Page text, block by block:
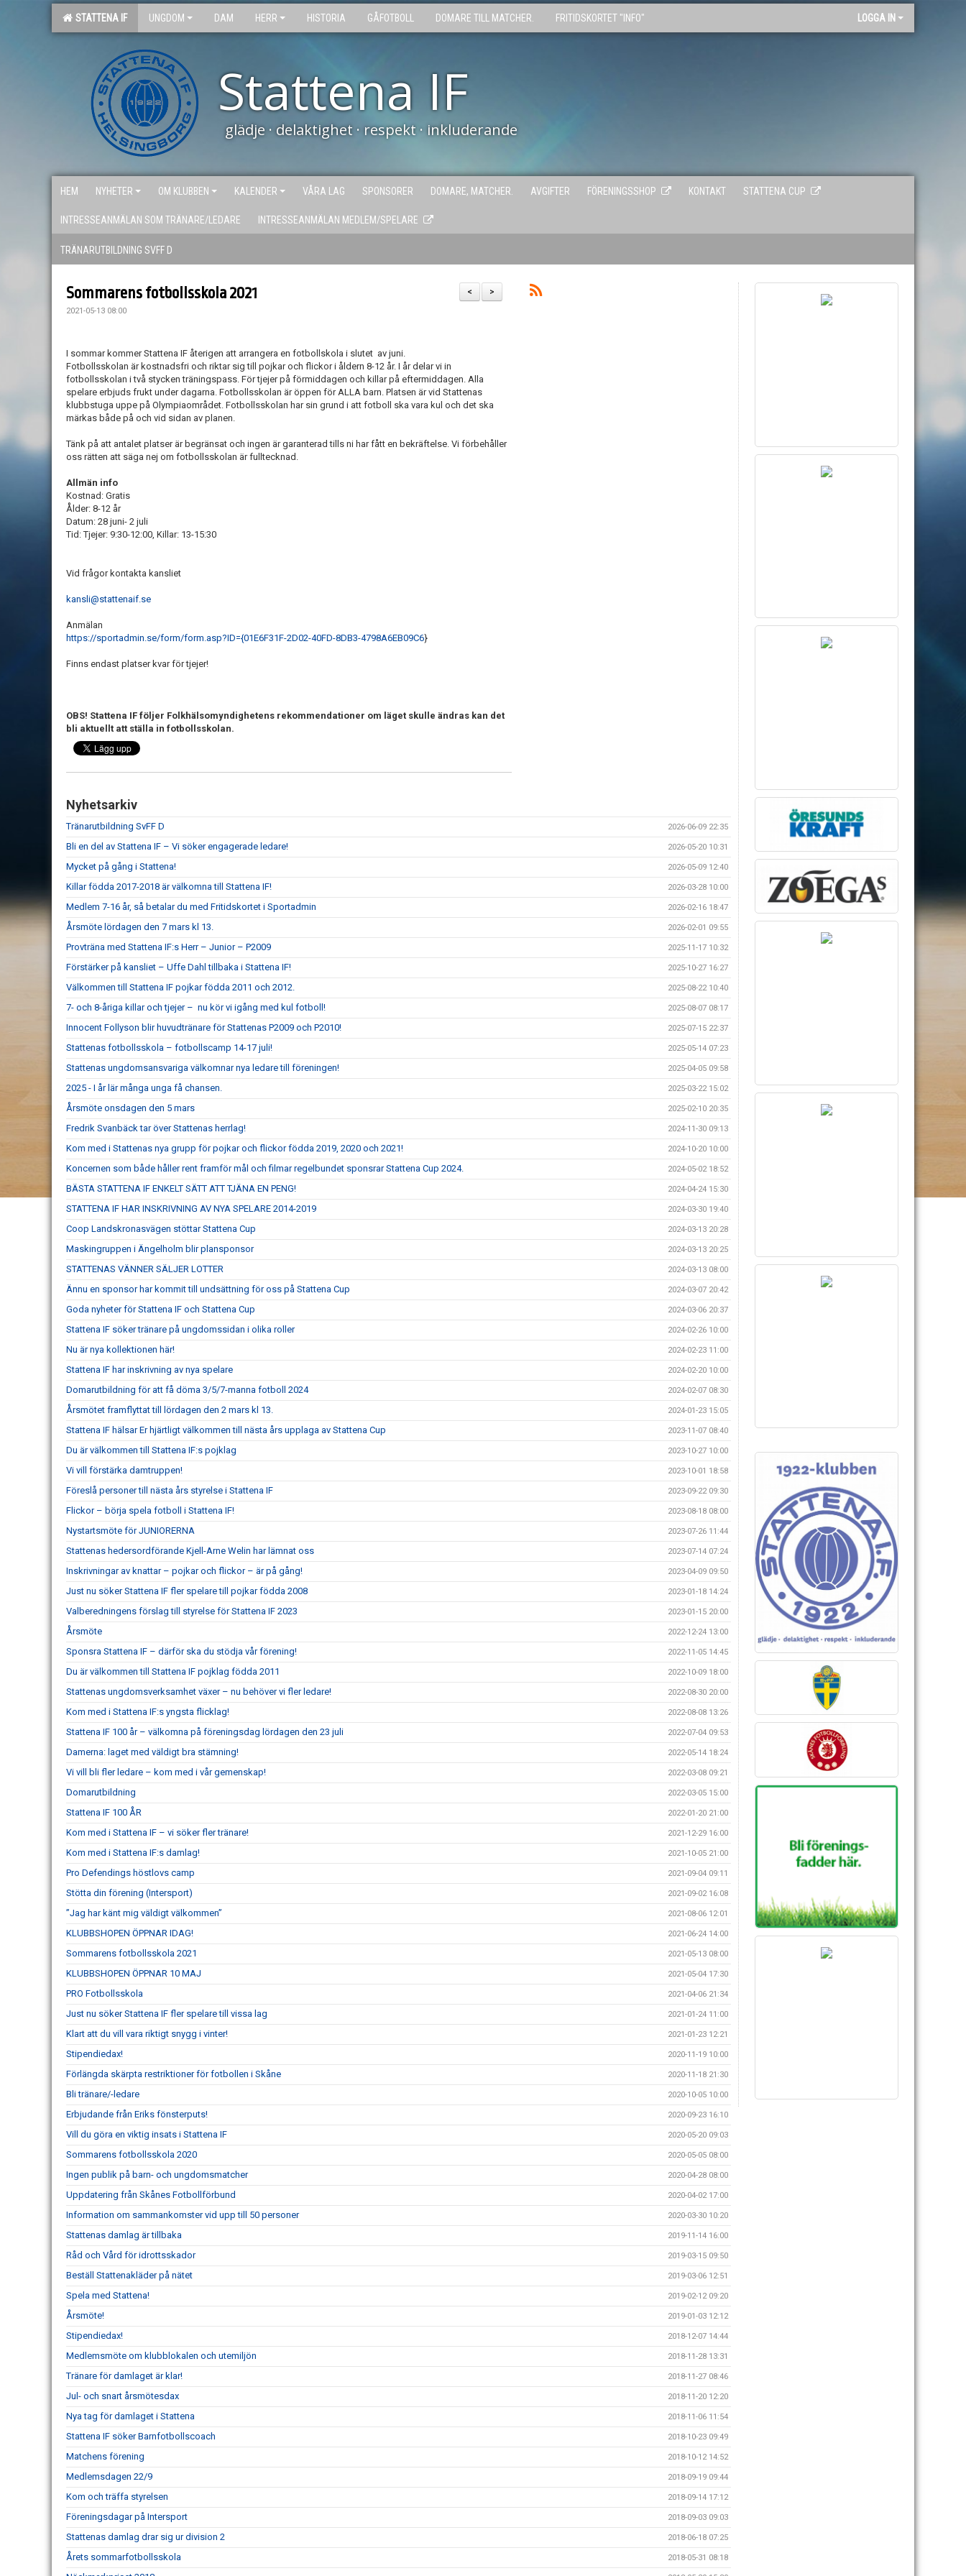
STATTENA IF UNGDOM DAM HERR HISTORIA GÅFOTBOLL DOMARE TILL MATCHER. FRITIDSKORTET "INFO" LOGGA IN
Stattena IF
glädje · delaktighet · respekt · inkluderande
HEM NYHETER OM KLUBBEN KALENDER VÅRA LAG SPONSORER DOMARE, MATCHER. AVGIFTER FÖRENINGSSHOP KONTAKT STATTENA CUP
INTRESSEANMÄLAN SOM TRÄNARE/LEDARE INTRESSEANMÄLAN MEDLEM/SPELARE
TRÄNARUTBILDNING SVFF D
>
<
Sommarens fotbollsskola 2021
2021-05-13 08:00
I sommar kommer Stattena IF återigen att arrangera en fotbollskola i slutet av juni.
Fotbollsskolan är kostnadsfri och riktar sig till pojkar och flickor i åldern 8-12 år. I år delar vi in
fotbollsskolan i två stycken träningspass. För tjejer på förmiddagen och killar på eftermiddagen. Alla
spelare erbjuds frukt under dagarna. Fotbollsskolan är öppen för ALLA barn. Platsen är vid Stattenas
klubbstuga uppe på Olympiaområdet. Fotbollsskolan har sin grund i att fotboll ska vara kul och det ska
märkas både på och vid sidan av planen.
Tänk på att antalet platser är begränsat och ingen är garanterad tills ni har fått en bekräftelse. Vi förbehåller
oss rätten att säga nej om fotbollsskolan är fulltecknad.
Allmän info
Kostnad: Gratis
Ålder: 8-12 år
Datum: 28 juni- 2 juli
Tid: Tjejer: 9:30-12:00, Killar: 13-15:30
Vid frågor kontakta kansliet
kansli@stattenaif.se
Anmälan
https://sportadmin.se/form/form.asp?ID={01E6F31F-2D02-40FD-8DB3-4798A6EB09C6}
Finns endast platser kvar för tjejer!
OBS! Stattena IF följer Folkhälsomyndighetens rekommendationer om läget skulle ändras kan det
bli aktuellt att ställa in fotbollsskolan.
Nyhetsarkiv
Tränarutbildning SvFF D 2026-06-09 22:35
Bli en del av Stattena IF – Vi söker engagerade ledare! 2026-05-20 10:31
Mycket på gång i Stattena! 2026-05-09 12:40
Killar födda 2017-2018 är välkomna till Stattena IF! 2026-03-28 10:00
Medlem 7-16 år, så betalar du med Fritidskortet i Sportadmin 2026-02-16 18:47
Årsmöte lördagen den 7 mars kl 13. 2026-02-01 09:55
Provträna med Stattena IF:s Herr – Junior – P2009 2025-11-17 10:32
Förstärker på kansliet – Uffe Dahl tillbaka i Stattena IF! 2025-10-27 16:27
Välkommen till Stattena IF pojkar födda 2011 och 2012. 2025-08-22 10:40
7- och 8-åriga killar och tjejer – nu kör vi igång med kul fotboll! 2025-08-07 08:17
Innocent Follyson blir huvudtränare för Stattenas P2009 och P2010! 2025-07-15 22:37
Stattenas fotbollsskola – fotbollscamp 14-17 juli! 2025-05-14 07:23
Stattenas ungdomsansvariga välkomnar nya ledare till föreningen! 2025-04-05 09:58
2025 - I år lär många unga få chansen. 2025-03-22 15:02
Årsmöte onsdagen den 5 mars 2025-02-10 20:35
Fredrik Svanbäck tar över Stattenas herrlag! 2024-11-30 09:13
Kom med i Stattenas nya grupp för pojkar och flickor födda 2019, 2020 och 2021! 2024-10-20 10:00
Koncernen som både håller rent framför mål och filmar regelbundet sponsrar Stattena Cup 2024. 2024-05-02 18:52
BÄSTA STATTENA IF ENKELT SÄTT ATT TJÄNA EN PENG! 2024-04-24 15:30
STATTENA IF HAR INSKRIVNING AV NYA SPELARE 2014-2019 2024-03-30 19:40
Coop Landskronasvägen stöttar Stattena Cup 2024-03-13 20:28
Maskingruppen i Ängelholm blir plansponsor 2024-03-13 20:25
STATTENAS VÄNNER SÄLJER LOTTER 2024-03-13 08:00
Ännu en sponsor har kommit till undsättning för oss på Stattena Cup 2024-03-07 20:42
Goda nyheter för Stattena IF och Stattena Cup 2024-03-06 20:37
Stattena IF söker tränare på ungdomssidan i olika roller 2024-02-26 10:00
Nu är nya kollektionen här! 2024-02-23 11:00
Stattena IF har inskrivning av nya spelare 2024-02-20 10:00
Domarutbildning för att få döma 3/5/7-manna fotboll 2024 2024-02-07 08:30
Årsmötet framflyttat till lördagen den 2 mars kl 13. 2024-01-23 15:05
Stattena IF hälsar Er hjärtligt välkommen till nästa års upplaga av Stattena Cup 2023-11-07 08:40
Du är välkommen till Stattena IF:s pojklag 2023-10-27 10:00
Vi vill förstärka damtruppen! 2023-10-01 18:58
Föreslå personer till nästa års styrelse i Stattena IF 2023-09-22 09:30
Flickor – börja spela fotboll i Stattena IF! 2023-08-18 08:00
Nystartsmöte för JUNIORERNA 2023-07-26 11:44
Stattenas hedersordförande Kjell-Arne Welin har lämnat oss 2023-07-14 07:24
Inskrivningar av knattar – pojkar och flickor – är på gång! 2023-04-09 09:50
Just nu söker Stattena IF fler spelare till pojkar födda 2008 2023-01-18 14:24
Valberedningens förslag till styrelse för Stattena IF 2023 2023-01-15 20:00
Årsmöte 2022-12-24 13:00
Sponsra Stattena IF – därför ska du stödja vår förening! 2022-11-05 14:45
Du är välkommen till Stattena IF pojklag födda 2011 2022-10-09 18:00
Stattenas ungdomsverksamhet växer – nu behöver vi fler ledare! 2022-08-30 20:00
Kom med i Stattena IF:s yngsta flicklag! 2022-08-08 13:26
Stattena IF 100 år – välkomna på föreningsdag lördagen den 23 juli 2022-07-04 09:53
Damerna: laget med väldigt bra stämning! 2022-05-14 18:24
Vi vill bli fler ledare – kom med i vår gemenskap! 2022-03-08 09:21
Domarutbildning 2022-03-05 15:00
Stattena IF 100 ÅR 2022-01-20 21:00
Kom med i Stattena IF – vi söker fler tränare! 2021-12-29 16:00
Kom med i Stattena IF:s damlag! 2021-10-05 21:00
Pro Defendings höstlovs camp 2021-09-04 09:11
Stötta din förening (Intersport) 2021-09-02 16:08
”Jag har känt mig väldigt välkommen” 2021-08-06 12:01
KLUBBSHOPEN ÖPPNAR IDAG! 2021-06-24 14:00
Sommarens fotbollsskola 2021 2021-05-13 08:00
KLUBBSHOPEN ÖPPNAR 10 MAJ 2021-05-04 17:30
PRO Fotbollsskola 2021-04-06 21:34
Just nu söker Stattena IF fler spelare till vissa lag 2021-01-24 11:00
Klart att du vill vara riktigt snygg i vinter! 2021-01-23 12:21
Stipendiedax! 2020-11-19 10:00
Förlängda skärpta restriktioner för fotbollen i Skåne 2020-11-18 21:30
Bli tränare/-ledare 2020-10-05 10:00
Erbjudande från Eriks fönsterputs! 2020-09-23 16:10
Vill du göra en viktig insats i Stattena IF 2020-05-20 09:03
Sommarens fotbollsskola 2020 2020-05-05 08:00
Ingen publik på barn- och ungdomsmatcher 2020-04-28 08:00
Uppdatering från Skånes Fotbollförbund 2020-04-02 17:00
Information om sammankomster vid upp till 50 personer 2020-03-30 10:20
Stattenas damlag är tillbaka 2019-11-14 16:00
Råd och Vård för idrottsskador 2019-03-15 09:50
Beställ Stattenakläder på nätet 2019-03-06 12:51
Spela med Stattena! 2019-02-12 09:20
Årsmöte! 2019-01-03 12:12
Stipendiedax! 2018-12-07 14:44
Medlemsmöte om klubblokalen och utemiljön 2018-11-28 13:31
Tränare för damlaget är klar! 2018-11-27 08:46
Jul- och snart årsmötesdax 2018-11-20 12:20
Nya tag för damlaget i Stattena 2018-11-06 11:54
Stattena IF söker Barnfotbollscoach 2018-10-23 09:49
Matchens förening 2018-10-12 14:52
Medlemsdagen 22/9 2018-09-19 09:44
Kom och träffa styrelsen 2018-09-14 17:12
Föreningsdagar på Intersport 2018-09-03 09:03
Stattenas damlag drar sig ur division 2 2018-06-18 07:25
Årets sommarfotbollsskola 2018-05-31 08:18